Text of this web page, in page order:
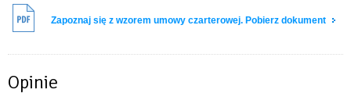
Zapoznaj się z wzorem umowy czarterowej. Pobierz dokument
Opinie